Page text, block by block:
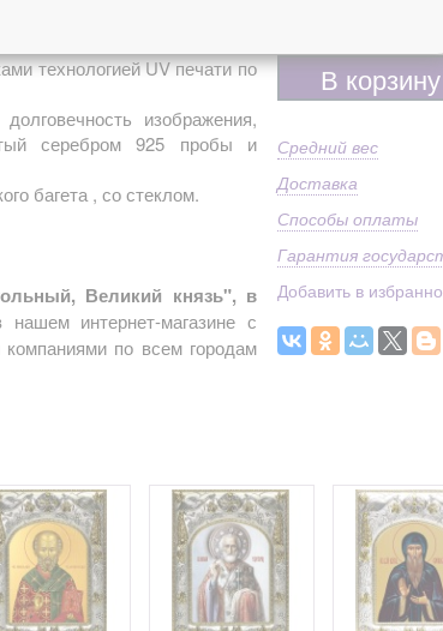
технологией UV печати по
изображения,
серебром 925 пробы и
багета , со стеклом.
Великий князь", в
интернет-магазине с
по всем городам
В корзину
Средний вес
Доставка
Способы оплаты
Гарантия
Добавить в